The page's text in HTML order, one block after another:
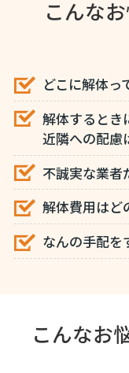
こんな
どこに解体
解体すると
近隣への配慮
不誠実な業
解体費用はど
なんの手配
こんなお